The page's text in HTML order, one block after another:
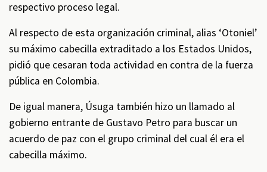
respectivo proceso legal.
Al respecto de esta organización criminal, alias ‘Otoniel’
su máximo cabecilla extraditado a los Estados Unidos,
pidió que cesaran toda actividad en contra de la fuerza
pública en Colombia.
De igual manera, Úsuga también hizo un llamado al
gobierno entrante de Gustavo Petro para buscar un
acuerdo de paz con el grupo criminal del cual él era el
cabecilla máximo.